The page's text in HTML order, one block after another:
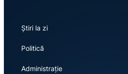
Știri la zi
Politică
Administrație